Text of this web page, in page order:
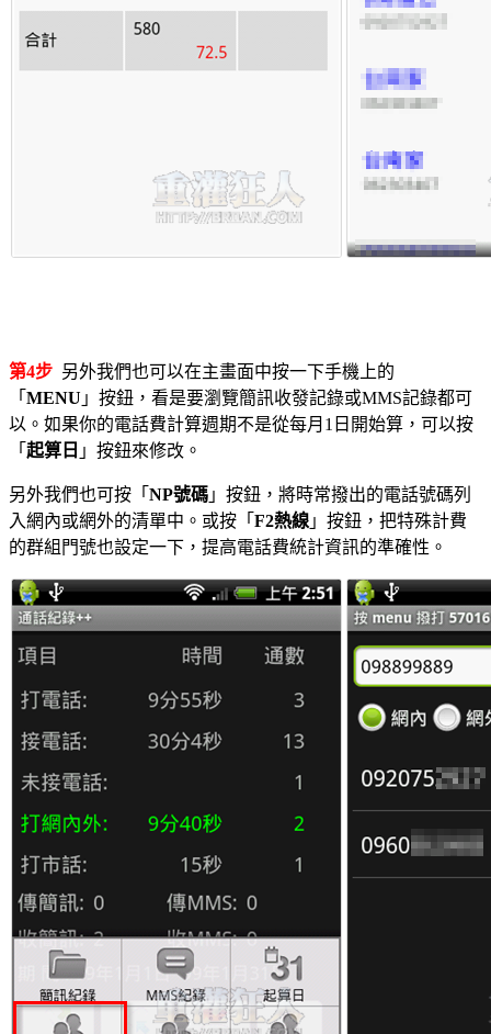
第4步 另外我們也可以在主畫面中按一下手機上的
「 MENU 」按鈕，看是要瀏覽簡訊收發記錄或MMS記錄都可
以。如果你的電話費計算週期不是從每月1日開始算，可以按
「 起算日 」按鈕來修改。
另外我們也可按「 NP號碼 」按鈕，將時常撥出的電話號碼列
入網內或網外的清單中。或按「 F2熱線 」按鈕，把特殊計費
的群組門號也設定一下，提高電話費統計資訊的準確性。